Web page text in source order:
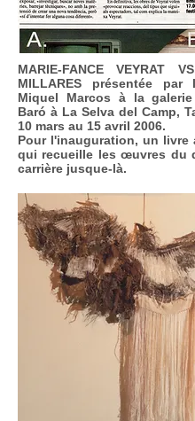
MARIE-FANCE VEYRAT
MILLARES présentée par
Miquel Marcos à la
Baró à La Selva del Camp,
10 mars au 15 avril 2006.
Pour l'inauguration, un livre
qui recueille les œuvres du
carrière jusque-là.